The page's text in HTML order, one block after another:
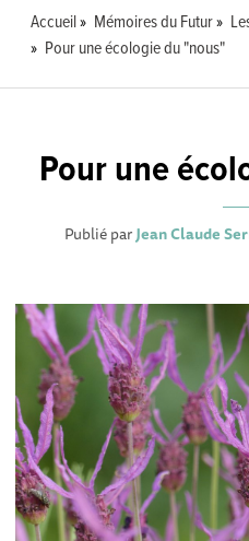
Accueil Mémoires du Futur
Pour une écologie du "nous"
Pour une
Publié parJean Claude